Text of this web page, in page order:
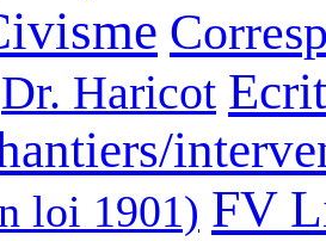
Dr. Haricot
loi 1901) FV